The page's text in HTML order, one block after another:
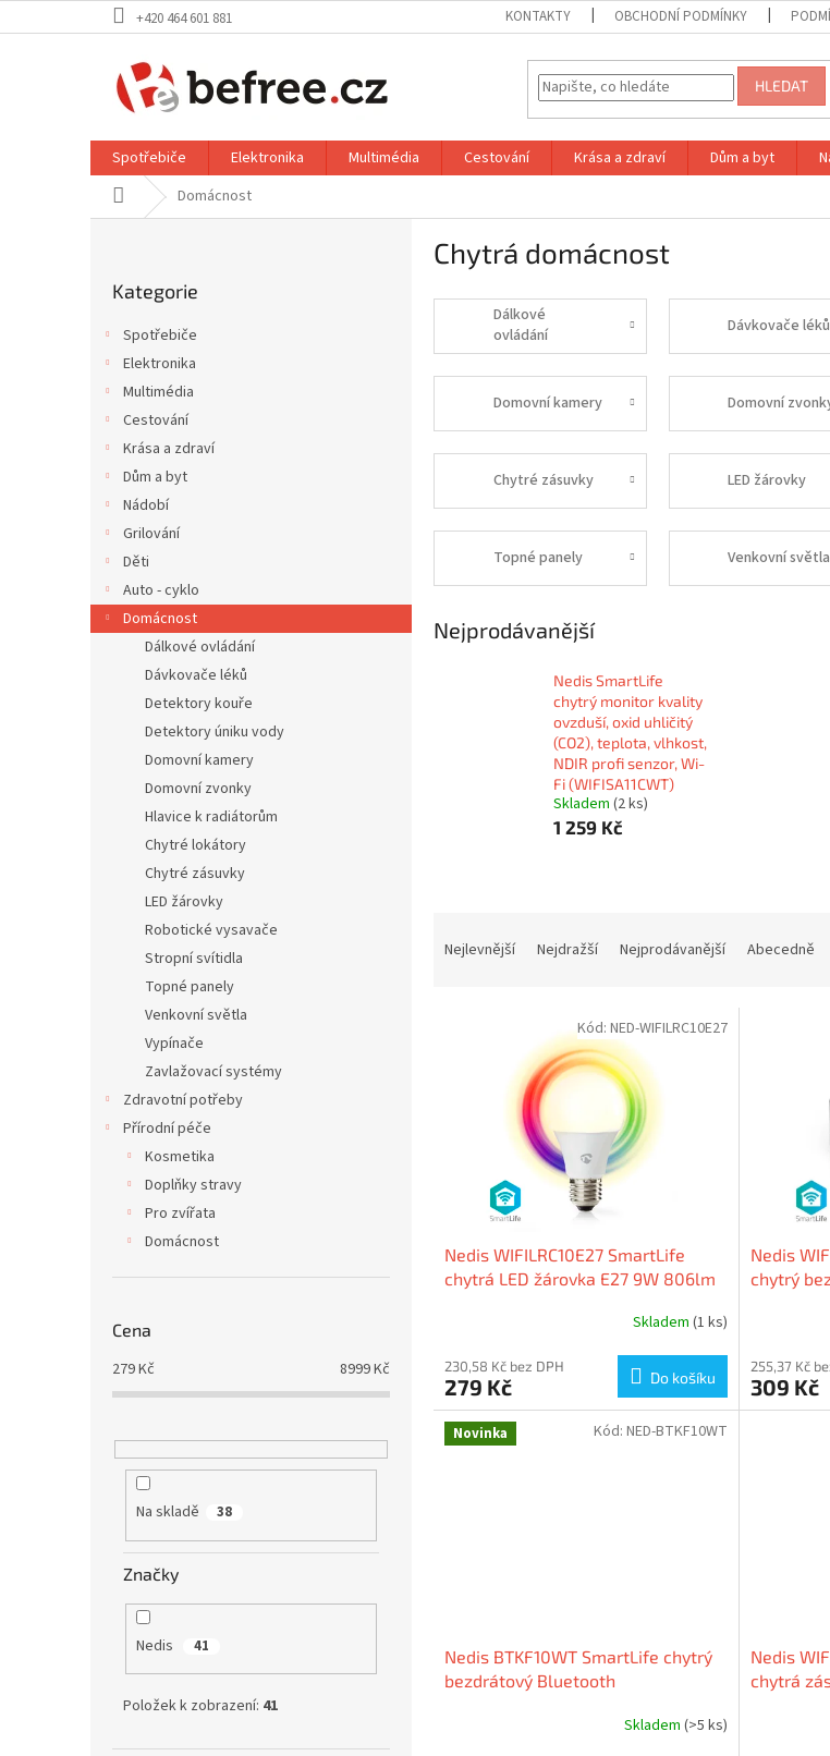
na
+420 464 601 881 KONTAKTY OBCHODNÍ PODMÍNKY
HLEDAT
Spotřebiče Elektronika Multimédia Cestování Krása a zdraví Dům a byt
Domů Domácnost
kategorie
Kategorie
Spotřebiče
Elektronika
Multimédia
Cestování
Krása a zdraví
Dům a byt
Nádobí
Grilování
Děti
Auto - cyklo
Domácnost
Dálkové ovládání
Dávkovače léků
Detektory kouře
Detektory úniku vody
Domovní kamery
Domovní zvonky
Hlavice k radiátorům
Chytré lokátory
Chytré zásuvky
LED žárovky
Robotické vysavače
Stropní svítidla
Topné panely
Venkovní světla
Vypínače
Zavlažovací systémy
Zdravotní potřeby
Přírodní péče
Kosmetika
Doplňky stravy
Pro zvířata
Domácnost
Cena
279Kč 8999Kč
Na skladě 38
Značky
Nedis 41
Položek k zobrazení: 41
Chytrá domácnost
Dálkové
ovládání
Dávkovače léků
Domovní kamery Domovní
Chytré zásuvky LED žárovky
Topné panely Venkovní světla
Nejprodávanější
Nedis SmartLife
chytrý monitor kvality
ovzduší, oxid uhličitý
(CO2), teplota, vlhkost,
NDIR profi senzor, Wi-
Fi (WIFISA11CWT)
Skladem (2 ks)
1 259 Kč
Nejlevnější Nejdražší Nejprodávanější Abecedně
Nedis WIFILRC10E27 SmartLife
chytrá LED žárovka E27 9W 806lm
Skladem (1 ks)
230,58 Kč bez DPH
279 Kč Do košíku
Kód: NED-WIFILRC10E27
Nedis
chytrý
255,37 Kč
309 Kč
Novinka
Nedis BTKF10WT SmartLife chytrý
bezdrátový Bluetooth
Skladem (>5 ks)
Kód: NED-BTKF10WT
Nedis
chytrá